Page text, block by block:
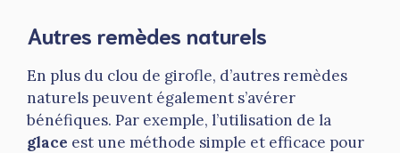
Autres remèdes naturels
En plus du clou de girofle, d’autres remèdes
naturels peuvent également s’avérer
bénéfiques. Par exemple, l’utilisation de la
glace est une méthode simple et efficace pour